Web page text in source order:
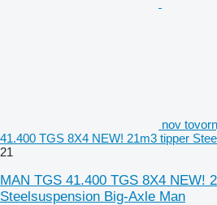
nov
41.400 TGS 8X4 NEW! 21m3 tipper
21
MAN TGS 41.400 TGS 8X4 NEW!
Steelsuspension Big-Axle Man